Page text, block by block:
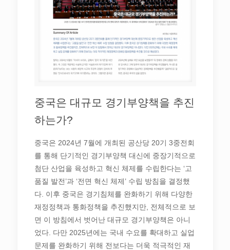
중국은 대규모 경기부양책을 추진
하는가?
중국은 2024년 7월에 개최된 공산당 20기 3중전회
를 통해 단기적인 경기부양책 대신에 중장기적으로
첨단 산업을 육성하고 혁신 체제를 수립한다는 ‘고
품질 발전’과 ‘전면 혁신 체제’ 수립 방침을 결정했
다. 이후 중국은 경기침체를 완화하기 위해 다양한
재정정책과 통화정책을 추진했지만, 전체적으로 보
면 이 방침에서 벗어난 대규모 경기부양책은 아니
었다. 다만 2025년에는 국내 수요를 확대하고 실업
문제를 완화하기 위해 전보다는 더욱 적극적인 재